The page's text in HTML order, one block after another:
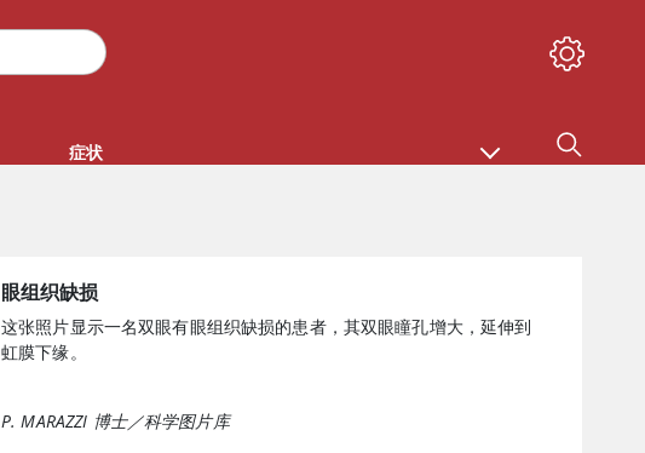
症状
眼组织缺损
这张照片显示一名双眼有眼组织缺损的患者，其双眼瞳孔增大，延伸到
虹膜下缘。
P. MARAZZI 博士／科学图片库